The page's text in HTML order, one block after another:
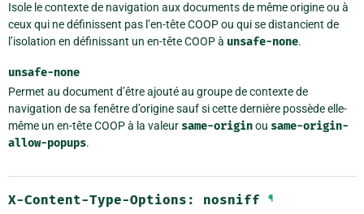
Isole le contexte de navigation aux documents de même origine ou à
ceux qui ne définissent pas l’en-tête COOP ou qui se distancient de
l’isolation en définissant un en-tête COOP à unsafe-none.
unsafe-none
Permet au document d’être ajouté au groupe de contexte de
navigation de sa fenêtre d’origine sauf si cette dernière possède elle-
même un en-tête COOP à la valeur same-originou same-origin-
allow-popups.
X-Content-Type-Options: nosniff ¶